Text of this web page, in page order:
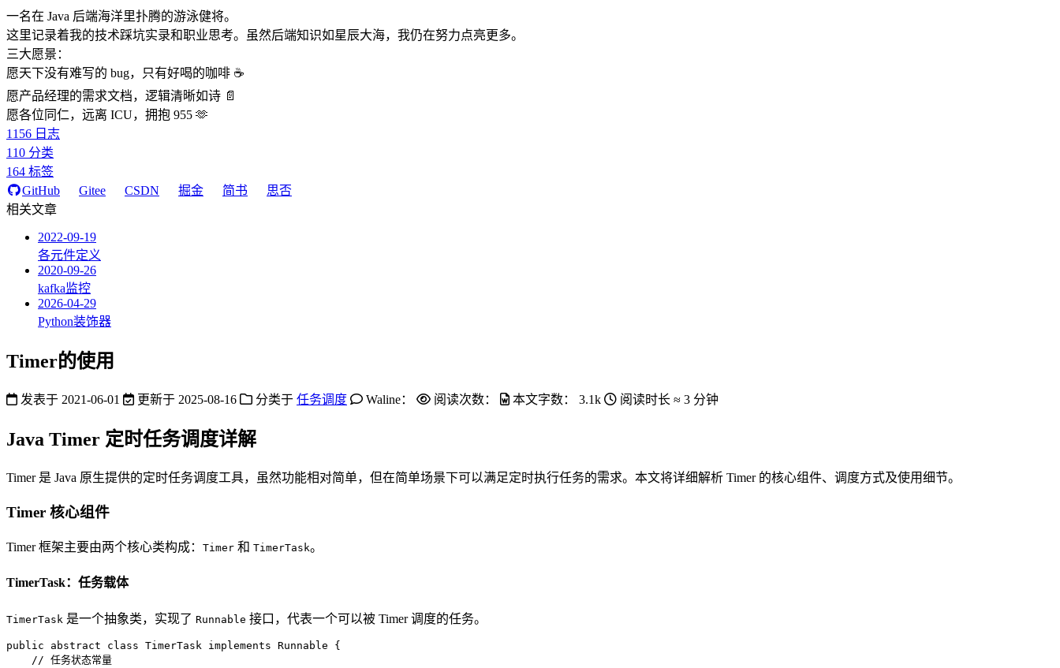
一名在 Java 后端海洋里扑腾的游泳健将。
这里记录着我的技术踩坑实录和职业思考。虽然后端知识如星辰大海，我仍在努力点亮更多。
三大愿景：
愿天下没有难写的 bug，只有好喝的咖啡 ☕️
愿产品经理的需求文档，逻辑清晰如诗 📄
愿各位同仁，远离 ICU，拥抱 955 🫶
1156 日志
110 分类
164 标签
GitHub
Gitee CSDN 掘金 简书
思否
相关文章
2022-09-19
各元件定义
2020-09-26
kafka监控
2026-04-29
Python装饰器
Timer的使用
发表于 2021-06-01 更新于 2025-08-16 分类于 任务调度 Waline： 阅读次数： 本文字数： 3.1k 阅读时长 ≈ 3 分钟
Java Timer 定时任务调度详解
Timer 是 Java 原生提供的定时任务调度工具，虽然功能相对简单，但在简单场景下可以满足定时执行任务的需求。本文将详细解析 Timer 的核心组件、调度方式及使用细节。
Timer 核心组件
Timer 框架主要由两个核心类构成： Timer 和 TimerTask。
TimerTask：任务载体
TimerTask 是一个抽象类，实现了 Runnable 接口，代表一个可以被 Timer 调度的任务。
public abstract class TimerTask implements Runnable {
// 任务状态常量